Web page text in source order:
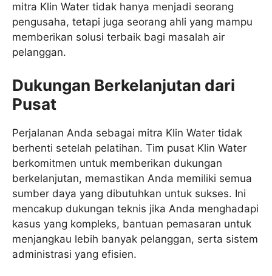
mitra Klin Water tidak hanya menjadi seorang
pengusaha, tetapi juga seorang ahli yang mampu
memberikan solusi terbaik bagi masalah air
pelanggan.
Dukungan Berkelanjutan dari
Pusat
Perjalanan Anda sebagai mitra Klin Water tidak
berhenti setelah pelatihan. Tim pusat Klin Water
berkomitmen untuk memberikan dukungan
berkelanjutan, memastikan Anda memiliki semua
sumber daya yang dibutuhkan untuk sukses. Ini
mencakup dukungan teknis jika Anda menghadapi
kasus yang kompleks, bantuan pemasaran untuk
menjangkau lebih banyak pelanggan, serta sistem
administrasi yang efisien.